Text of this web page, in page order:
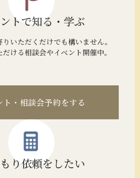
トで知る・学ぶ
いただくだけでも構いません。
ける相談会やイベント開催中。
ト・相談会予約をする
り依頼をしたい